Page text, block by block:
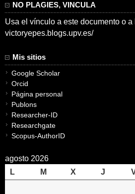
NO PLAGIES, VINCULA
Usa el vínculo a este documento o
victoryepes.blogs.upv.es/
Mis sitios
Google Scholar
Orcid
Página personal
Publons
Researcher-ID
Researchgate
Scopus-AuthorID
agosto 2026
L
M X J